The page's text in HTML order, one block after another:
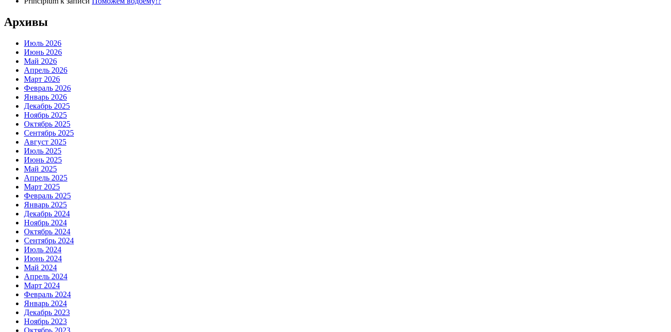
Архивы
Июль 2026
Июнь 2026
Май 2026
Апрель 2026
Март 2026
Февраль 2026
Январь 2026
Декабрь 2025
Ноябрь 2025
Октябрь 2025
Сентябрь 2025
Август 2025
Июль 2025
Июнь 2025
Май 2025
Апрель 2025
Март 2025
Февраль 2025
Январь 2025
Декабрь 2024
Ноябрь 2024
Октябрь 2024
Сентябрь 2024
Июль 2024
Июнь 2024
Май 2024
Апрель 2024
Март 2024
Февраль 2024
Январь 2024
Декабрь 2023
Ноябрь 2023
Октябрь 2023